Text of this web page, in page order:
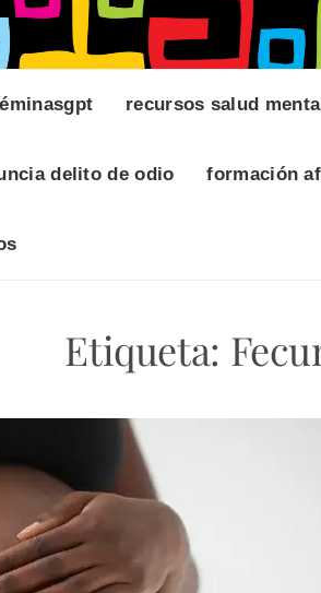
recursos salud
delito de odio formación
Etiqueta: